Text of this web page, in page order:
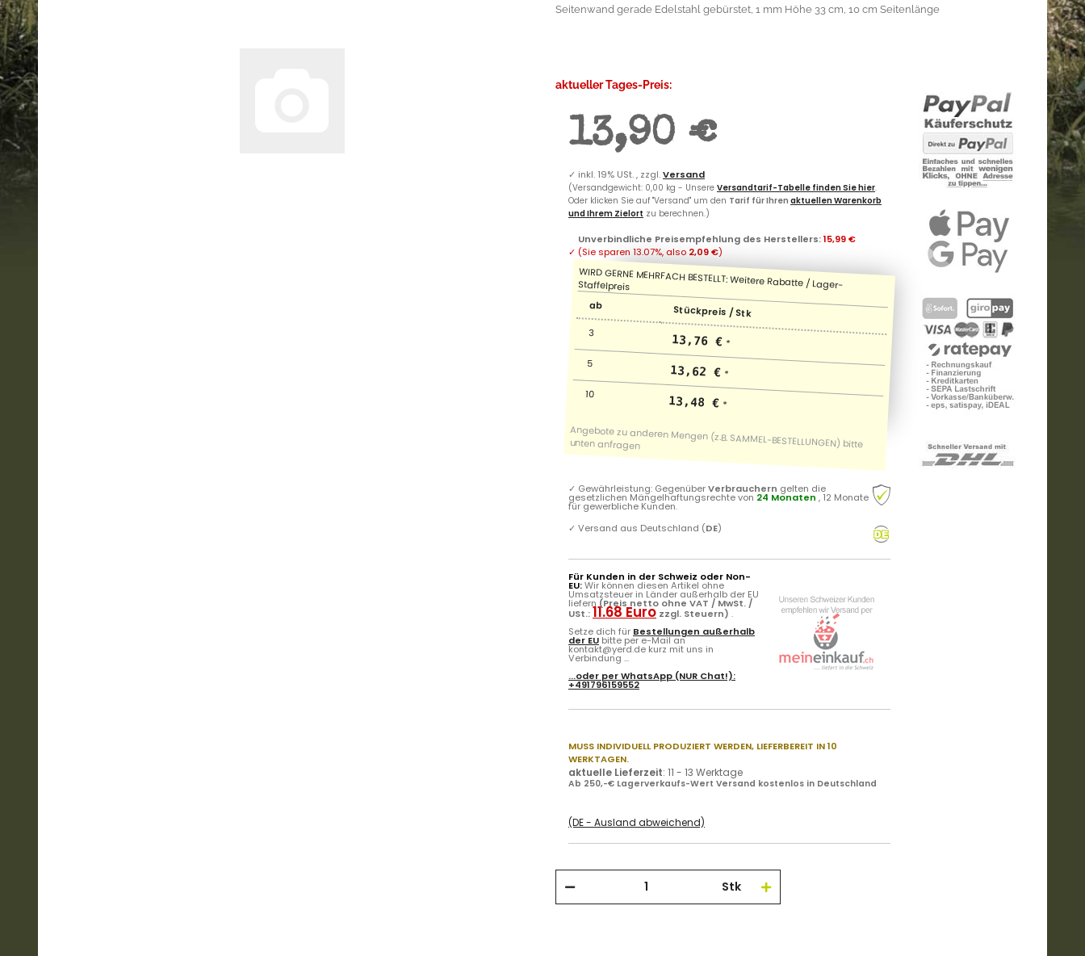
Seitenwand gerade Edelstahl gebürstet, 1 mm Höhe 33 cm, 10 cm Seitenlänge
aktueller Tages-Preis:
13,90 €
✓ inkl. 19% USt. , zzgl.Versand
(Versandgewicht: 0,00 kg - Unsere Versandtarif-Tabelle finden Sie hier.
Oder klicken Sie auf "Versand" um den Tarif für Ihren aktuellen Warenkorb
und Ihrem Zielort zu berechnen.)
Unverbindliche Preisempfehlung des Herstellers:15,99 €
✓ (Sie sparen 13.07%, also 2,09 €)
ab Stückpreis / Stk
3 13,76 € *
5 13,62 € *
10 13,48 € *
✓ Gewährleistung: GegenüberVerbrauchern gelten die
gesetzlichen Mängelhaftungsrechte von 24 Monaten , 12 Monate
für gewerbliche Kunden.
✓ Versand aus Deutschland (DE)
Für Kunden in der Schweiz oder Non-
EU:Wir können diesen Artikel ohne
Umsatzsteuer in Länder außerhalb der EU
liefern (Preis netto ohne VAT / MwSt. /
USt.:11.68 Euro zzgl. Steuern) .
Setze dich für Bestellungen außerhalb
der EU bitte per e-Mail an
kontakt@yerd.de kurz mit uns in
Verbindung ...
...oder perWhatsApp (NUR Chat!):
+491796159552
MUSS INDIVIDUELL PRODUZIERT WERDEN, LIEFERBEREIT IN 10
WERKTAGEN.
aktuelle Lieferzeit: 11 - 13 Werktage
Ab 250,-€ Lagerverkaufs-Wert Versand kostenlos in Deutschland
(DE - Ausland abweichend)
Stk